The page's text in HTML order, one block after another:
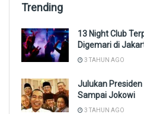
Trending
13 Night Club
Digemari di
3 TAHUN AGO
Julukan
Sampai Jokowi
3 TAHUN AGO